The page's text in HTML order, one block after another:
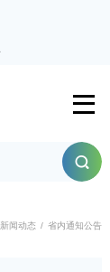
新闻动态 / 省内通知公告